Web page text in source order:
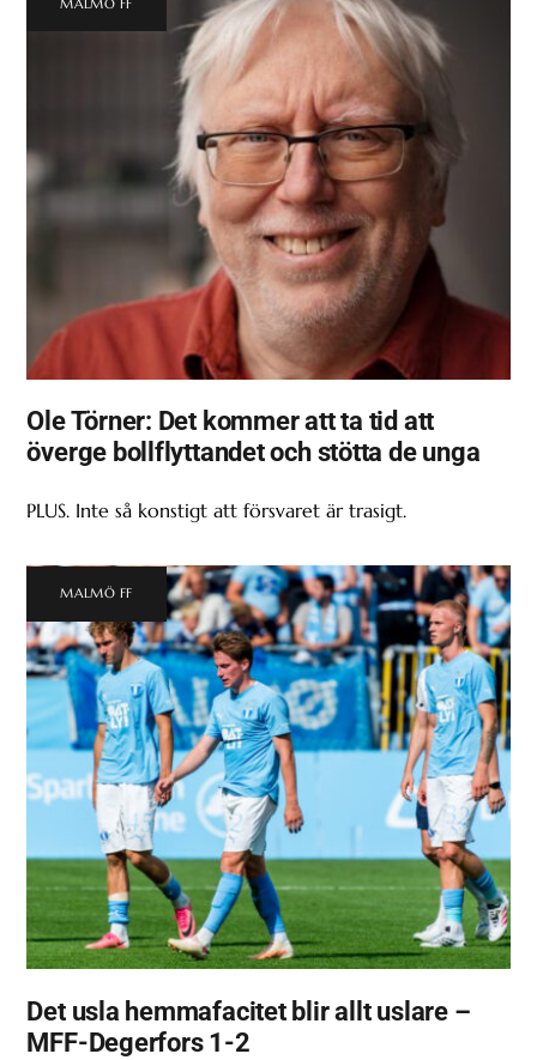
Ole Törner: Det kommer att ta tid att
överge bollflyttandet och stötta de unga
PLUS. Inte så konstigt att försvaret är trasigt.
MALMÖ FF
Det usla hemmafacitet blir allt uslare –
MFF-Degerfors 1-2